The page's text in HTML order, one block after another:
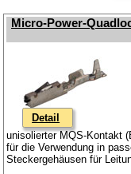
Micro-Power-
Detail
unisolierter MQS-Kontakt
für die Verwendung in
Steckergehäusen für